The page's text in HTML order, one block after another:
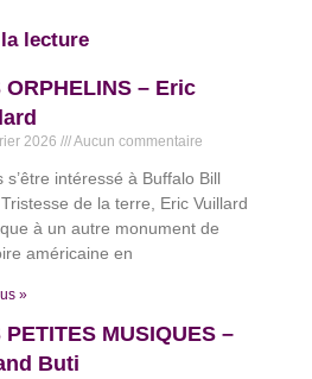
lecture
ORPHELINS – Eric
2026 Aucun commentaire
s’être intéressé à Buffalo Bill
de la terre, Eric Vuillard
à un autre monument de
américaine en
»
PETITES MUSIQUES –
Buti